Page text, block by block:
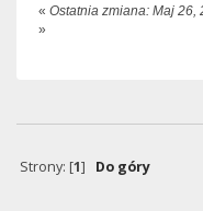
« Ostatnia zmiana: Maj 26,
»
Strony: [1] Do góry